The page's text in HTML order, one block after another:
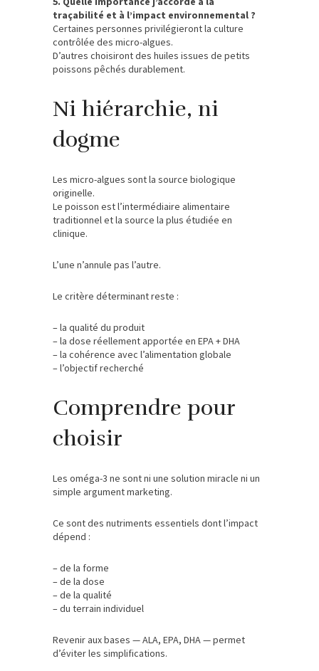
traçabilité et à l’impact environnemental ?
Certaines personnes privilégieront la culture
contrôlée des micro-algues.
D’autres choisiront des huiles issues de petits
poissons pêchés durablement.
Ni hiérarchie, ni
dogme
Les micro-algues sont la source biologique
originelle.
Le poisson est l’intermédiaire alimentaire
traditionnel et la source la plus étudiée en
clinique.
L’une n’annule pas l’autre.
Le critère déterminant reste :
– la qualité du produit
– la dose réellement apportée en EPA + DHA
– la cohérence avec l’alimentation globale
– l’objectif recherché
Comprendre pour
choisir
Les oméga-3 ne sont ni une solution miracle ni un
simple argument marketing.
Ce sont des nutriments essentiels dont l’impact
dépend :
– de la forme
– de la dose
– de la qualité
– du terrain individuel
Revenir aux bases — ALA, EPA, DHA — permet
d’éviter les simplifications.